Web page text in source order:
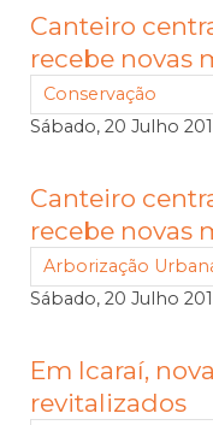
Canteiro
recebe novas
Conservação
Sábado, 20 Julho
Canteiro
recebe novas
Arborização
Sábado, 20 Julho
Em Icaraí,
revitalizados